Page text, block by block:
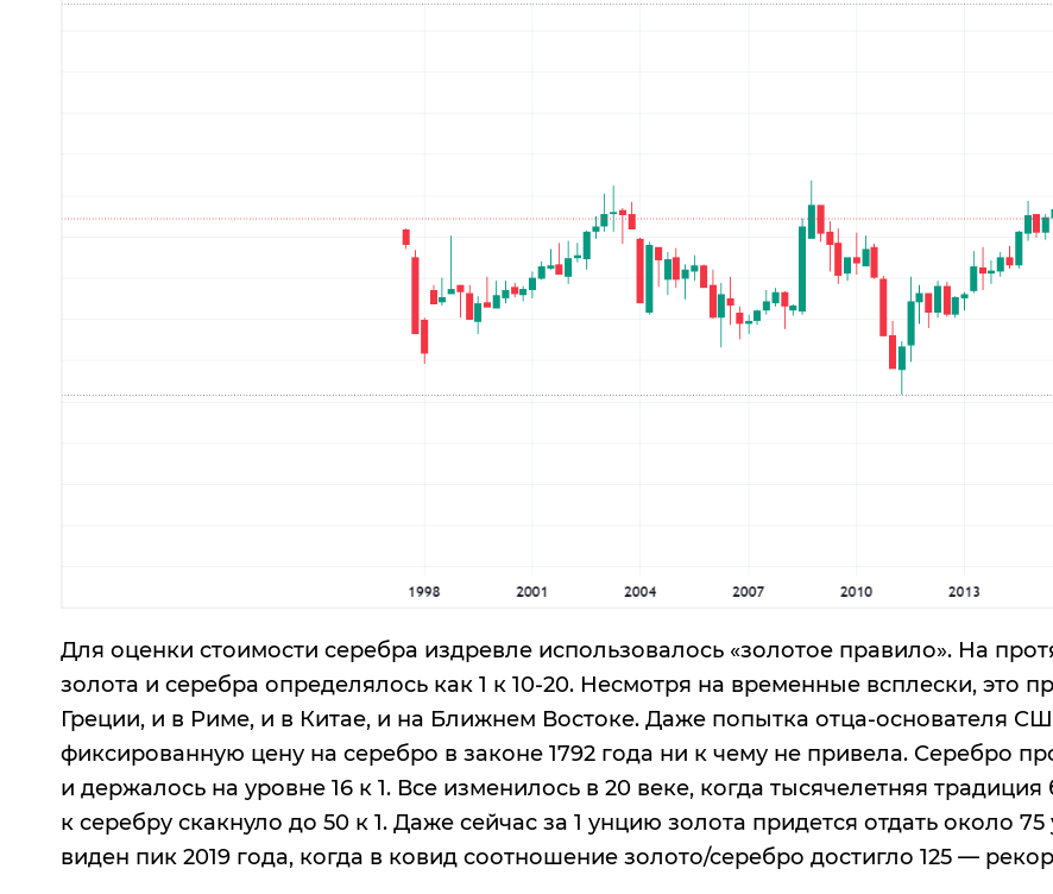
Для оценки стоимости серебра издревле использовалось «золотое правило». На
золота и серебра определялось как 1 к 10-20. Несмотря на временные всплески, это
Греции, и в Риме, и в Китае, и на Ближнем Востоке. Даже попытка отца-основателя
фиксированную цену на серебро в законе 1792 года ни к чему не привела. Серебро
и держалось на уровне 16 к 1. Все изменилось в 20 веке, когда тысячелетняя
к серебру скакнуло до 50 к 1. Даже сейчас за 1 унцию золота придется отдать около
виден пик 2019 года, когда в ковид соотношение золото/серебро достигло 125 —